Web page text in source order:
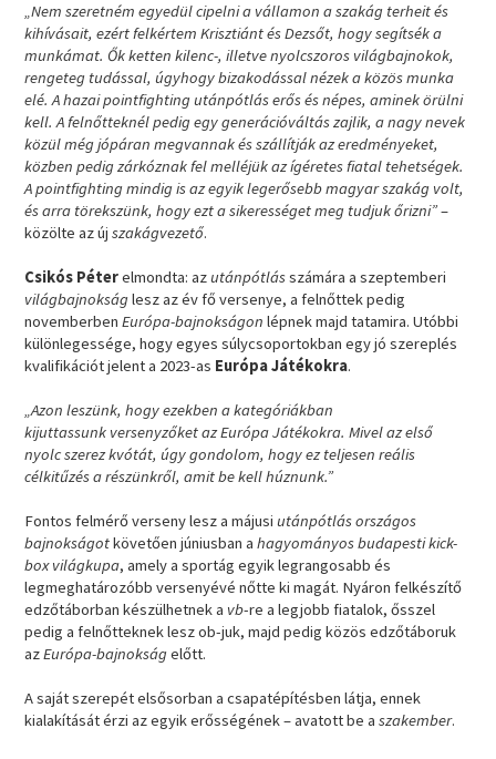
„Nem szeretném egyedül cipelni a vállamon a szakág terheit és
kihívásait, ezért felkértem Krisztiánt és Dezsőt, hogy segítsék a
munkámat. Ők ketten kilenc-, illetve nyolcszoros világbajnokok,
rengeteg tudással, úgyhogy bizakodással nézek a közös munka
elé. A hazai pointfighting utánpótlás erős és népes, aminek örülni
kell. A felnőtteknél pedig egy generációváltás zajlik, a nagy nevek
közül még jópáran megvannak és szállítják az eredményeket,
közben pedig zárkóznak fel melléjük az ígéretes fiatal tehetségek.
A pointfighting mindig is az egyik legerősebb magyar szakág volt,
és arra törekszünk, hogy ezt a sikerességet meg tudjuk őrizni”–
közölte az újszakágvezető.
Csikós Péterelmondta: azutánpótlásszámára a szeptemberi
világbajnokságlesz az év fő versenye, a felnőttek pedig
novemberbenEurópa-bajnokságon lépnek majd tatamira. Utóbbi
különlegessége, hogy egyes súlycsoportokban egy jó szereplés
kvalifikációt jelent a 2023-as Európa Játékokra.
„Azon leszünk, hogy ezekben a kategóriákban
kijuttassunk versenyzőket az Európa Játékokra. Mivel az első
nyolc szerez kvótát, úgy gondolom, hogy ez teljesen reális
célkitűzés a részünkről, amit be kell húznunk.”
Fontos felmérő verseny lesz a májusiutánpótlás országos
bajnokságotkövetően júniusban ahagyományos budapesti kick-
box világkupa, amely a sportág egyik legrangosabb és
legmeghatározóbb versenyévé nőtte ki magát. Nyáron felkészítő
edzőtáborban készülhetnek a vb-re a legjobb fiatalok, ősszel
pedig a felnőtteknek lesz ob-juk, majd pedig közös edzőtáboruk
azEurópa-bajnokságelőtt.
A saját szerepét elsősorban a csapatépítésben látja, ennek
kialakítását érzi az egyik erősségének – avatott be aszakember.